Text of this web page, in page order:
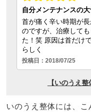
いのうえ整体には、